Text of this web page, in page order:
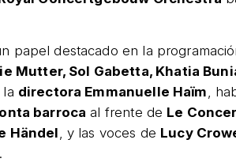
papel destacado en la
Mutter, Sol Gabetta, Khatia
la directora Emmanuelle Haïm ,
barroca al frente de Le
Händel , y las voces de Lucy
.